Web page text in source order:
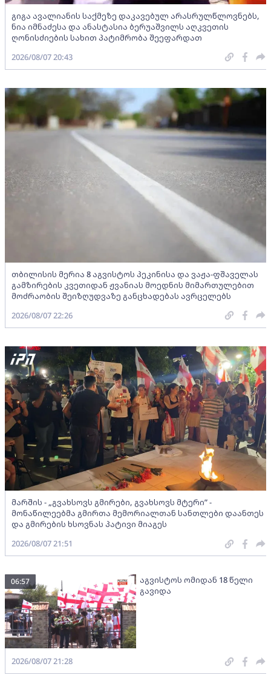
გიგა ავალიანის საქმეზე დაკავებულ არასრულწლოვნებს,
ნია იმნაძესა და ანასტასია ბერუაშვილს აღკვეთის
ღონისძიების სახით პატიმრობა შეეფარდათ
2026/08/07 20:43
თბილისის მერია 8 აგვისტოს პეკინისა და ვაჟა-ფშაველას
გამზირების კვეთიდან ჟვანიას მოედნის მიმართულებით
მოძრაობის შეიზღუდვაზე განცხადებას ავრცელებს
2026/08/07 22:26
მარშის - „გვახსოვს გმირები, გვახსოვს მტერი” -
მონაწილეებმა გმირთა მემორიალთან სანთლები დაანთეს
და გმირების ხსოვნას პატივი მიაგეს
2026/08/07 21:51
აგვისტოს ომიდან 18 წელი
გავიდა
06:57
2026/08/07 21:28